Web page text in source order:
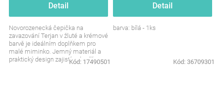
Detail
Novorozenecká čepička na
zavazování Terjan v žluté a krémové
barvě je ideálním doplňkem pro
malé miminko. Jemný materiál a
praktický design zajistí pohodlí a
Kód: 17490501
Detail
barva: bílá - 1ks
Kód: 36709301